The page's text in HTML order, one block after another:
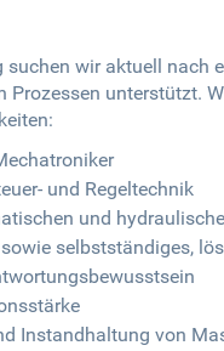
suchen wir aktuell
Prozessen unterstützt.
und Regeltechnik
und
selbstständiges,
Instandhaltung von